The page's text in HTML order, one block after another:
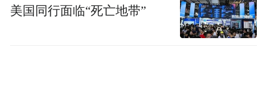
美国同行面临“死亡地带”